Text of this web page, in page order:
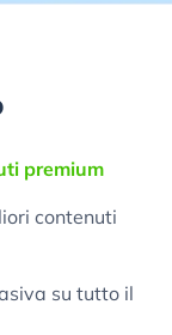
premium
contenuti
su tutto il